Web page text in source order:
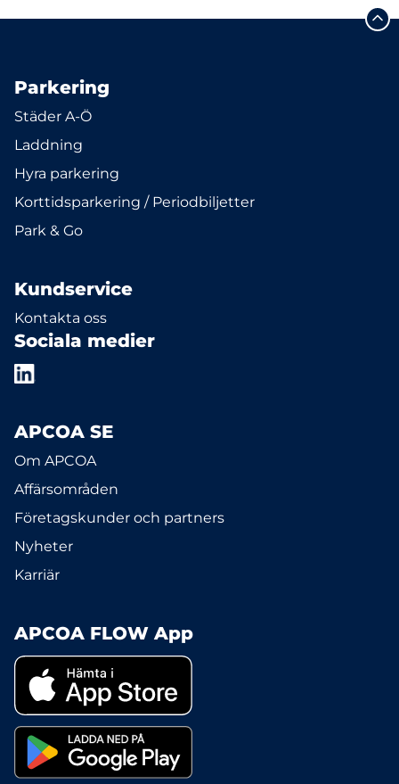
Parkering
Städer A-Ö
Laddning
Hyra parkering
Korttidsparkering / Periodbiljetter
Park & Go
Kundservice
Kontakta oss
Sociala medier
APCOA SE
Om APCOA
Affärsområden
Företagskunder och partners
Nyheter
Karriär
APCOA FLOW App